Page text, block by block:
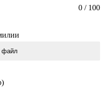
0 / 100
файл